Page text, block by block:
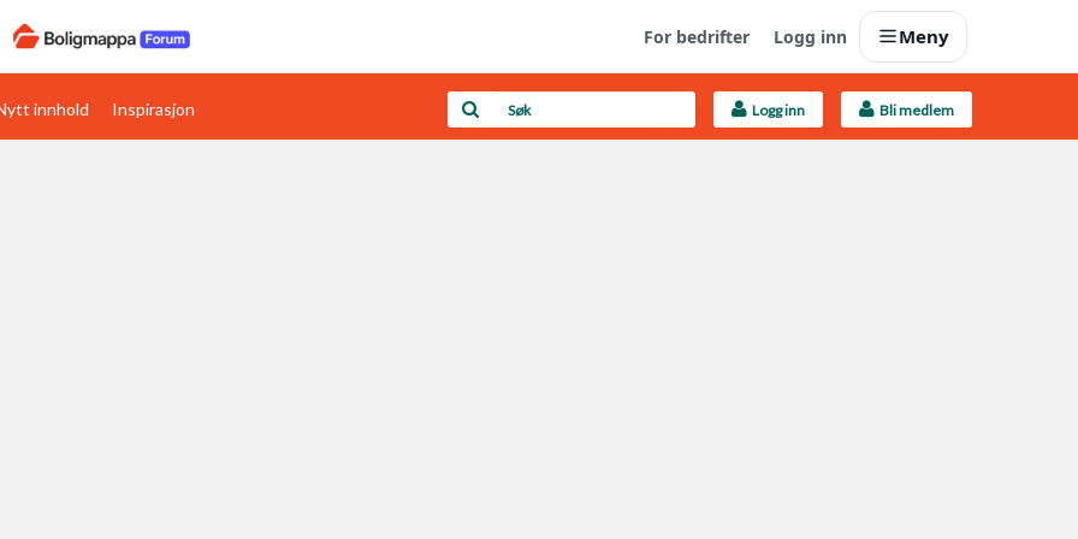
For bedrifter Logg inn Meny
Boligens papirer Last opp selv
innhold Inspirasjon Logg inn Bli medlem